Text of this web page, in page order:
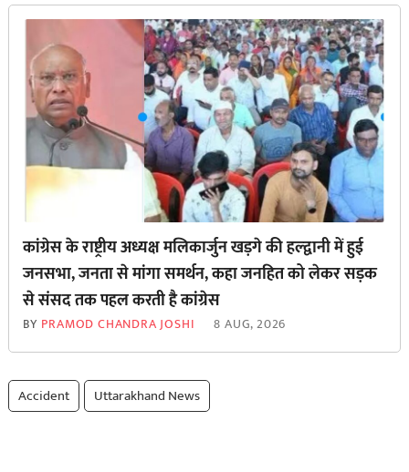
कांग्रेस के राष्ट्रीय अध्यक्ष मलिकार्जुन खड़गे की हल्द्वानी में हुई
जनसभा, जनता से मांगा समर्थन, कहा जनहित को लेकर सड़क
से ‌संसद तक पहल करती है कांग्रेस
BY PRAMOD CHANDRA JOSHI 8 AUG, 2026
Accident Uttarakhand News